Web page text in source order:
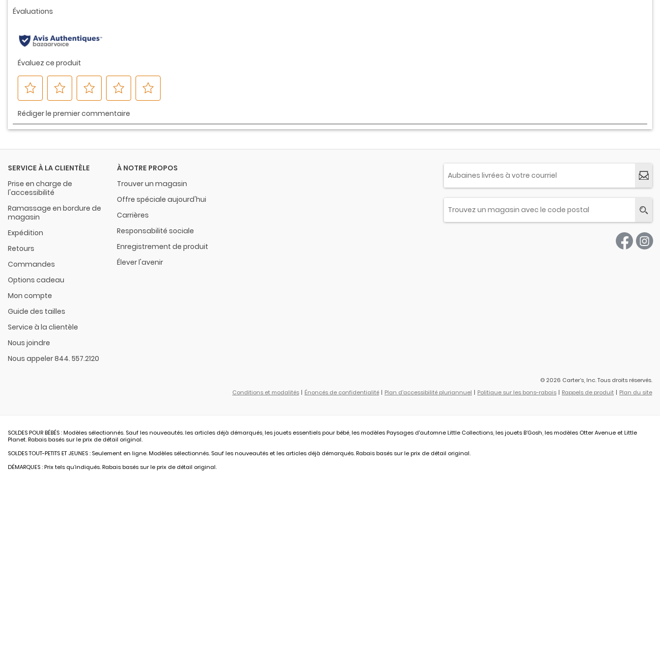
la
SERVICE À LA CLIENTÈLE
Prise en charge de
l'accessibilité
Ramassage en bordure de
magasin
Expédition
Retours
Commandes
Options cadeau
Mon compte
Guide des tailles
Service à la clientèle
Nous joindre
Nous appeler 844. 557.2120
À NOTRE PROPOS
Trouver un magasin
Offre spéciale aujourd'hui
Carrières
Responsabilité sociale
Enregistrement de produit
Élever l'avenir
© 2026 Carter’s, Inc. Tous droits réservés.
Conditions et modalités
Énoncés de confidentialité Plan d'accessibilité pluriannuel Politique sur les bons-rabais Rappels de produit Plan du site
SOLDES POUR BÉBÉS : Modèles sélectionnés. Sauf les nouveautés. les articles déjà démarqués, les jouets essentiels pour bébé, les modèles Paysages d'automne Little Collections, les jouets B’Gosh, les modèles Otter Avenue et Little
Planet. Rabais basés sur le prix de détail original.
SOLDES TOUT-PETITS ET JEUNES : Seulement en ligne. Modèles sélectionnés. Sauf les nouveautés et les articles déjà démarqués. Rabais basés sur le prix de détail original.
DÉMARQUES : Prix tels qu’indiqués. Rabais basés sur le prix de détail original.